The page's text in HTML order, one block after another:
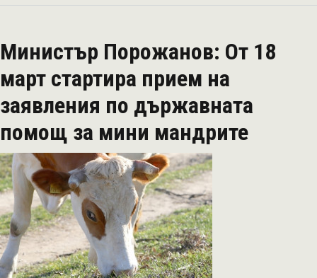
от
утре
(28
юни)
схемата
de
minimis
Министър Порожанов: От 18
март стартира прием на
заявления по държавната
помощ за мини мандрите